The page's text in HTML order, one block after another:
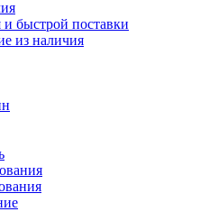
быстрой поставки